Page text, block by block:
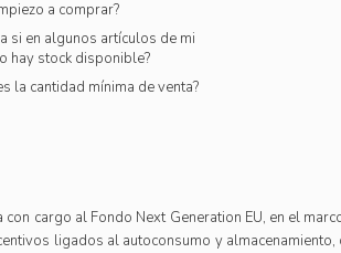
a comprar?
si en algunos artículos de mi
hay stock disponible?
la cantidad mínima de venta?
con cargo al Fondo Next Generation EU, en el
ligados al autoconsumo y